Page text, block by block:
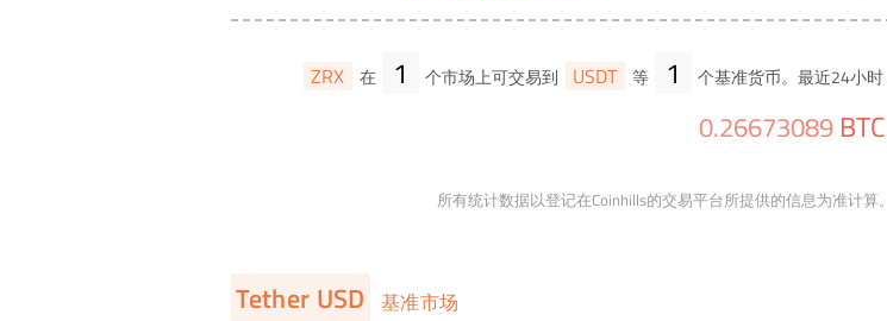
ZRX 在 1 个市场上可交易到 USDT 等 1 个基准货币。最近24小
0.26673089 BTC
所有统计数据以登记在Coinhills的交易平台所提供的信息为准计算。
Tether USD 基准市场